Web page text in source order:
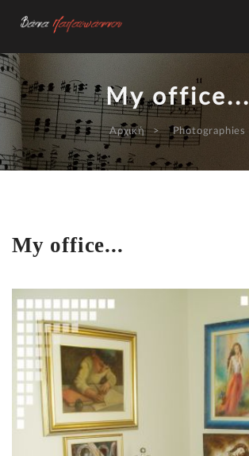
My office...
Αρχική Photographies
My office...